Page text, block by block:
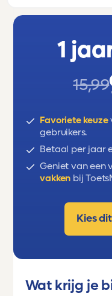
erst, will,
1
15,99
Favoriete keuze
gebruikers.
Betaal per jaar
Geniet van een
vakken bij
Kies
Wat krijg je